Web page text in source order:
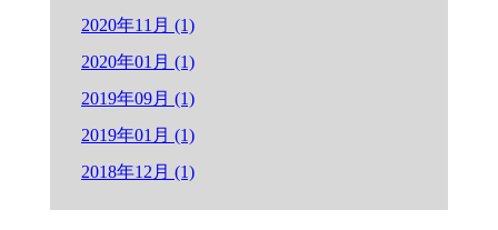
2020年11月 (1)
2020年01月 (1)
2019年09月 (1)
2019年01月 (1)
2018年12月 (1)